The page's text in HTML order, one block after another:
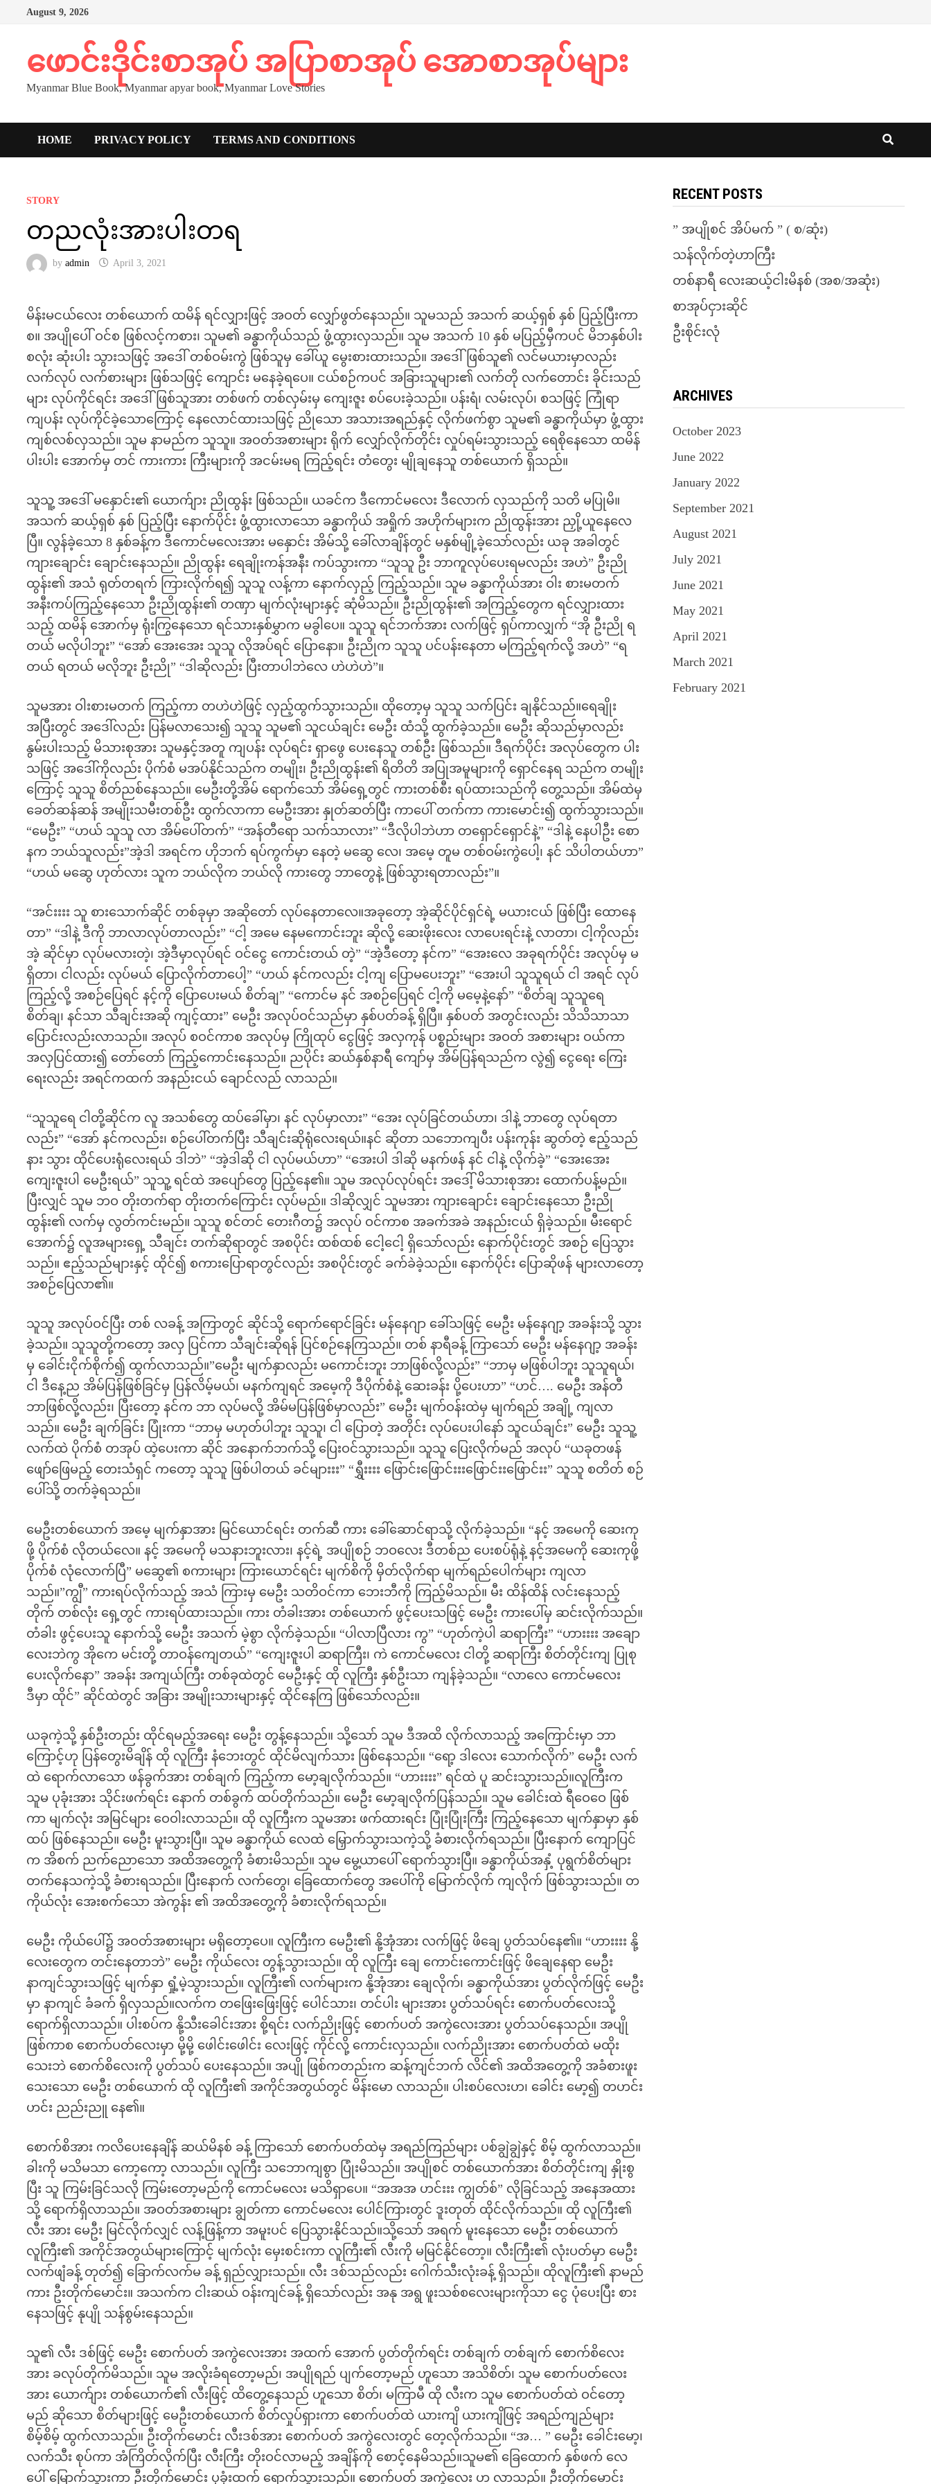
August 9, 2026
ဖောင်းဒိုင်းစာအုပ် အပြာစာအုပ် အောစာအုပ်များ
Myanmar Blue Book, Myanmar apyar book, Myanmar Love Stories
HOME PRIVACY POLICY TERMS AND CONDITIONS
STORY
တညလုံးအားပါးတရ
byadmin April 3, 2021
မိန်းမငယ်လေး တစ်ယောက် ထမိန် ရင်လျှားဖြင့် အဝတ် လျှော်ဖွတ်နေသည်။ သူမသည် အသက် ဆယ့်ရှစ် နှစ် ပြည့်ပြီးကာ
စ။ အပျိုပေါ် ဝင်စ ဖြစ်လင့်ကစား၊ သူမ၏ ခန္ဓာကိုယ်သည် ဖွံ့ထွားလှသည်။ သူမ အသက် 10 နှစ် မပြည့်မှီကပင် မိဘနှစ်ပါး
စလုံး ဆုံးပါး သွားသဖြင့် အဒေါ် တစ်ဝမ်းကွဲ ဖြစ်သူမှ ခေါ်ယူ မွေးစားထားသည်။ အဒေါ် ဖြစ်သူ၏ လင်မယားမှာလည်း
လက်လုပ် လက်စားများ ဖြစ်သဖြင့် ကျောင်း မနေခဲ့ရပေ။ ငယ်စဉ်ကပင် အခြားသူများ၏ လက်တို လက်တောင်း ခိုင်းသည်
များ လုပ်ကိုင်ရင်း အဒေါ်ဖြစ်သူအား တစ်ဖက် တစ်လှမ်းမှ ကျေးဇူး စပ်ပေးခဲ့သည်။ ပန်းရံ၊ လမ်းလုပ်၊ စသဖြင့် ကြုံရာ
ကျပန်း လုပ်ကိုင်ခဲ့သောကြောင့် နေလောင်ထားသဖြင့် ညိုသော အသားအရည်နှင့် လိုက်ဖက်စွာ သူမ၏ ခန္ဓာကိုယ်မှာ ဖွံ့ထွား
ကျစ်လစ်လှသည်။ သူမ နာမည်က သူသူ။ အဝတ်အစားများ ရိုက် လျှော်လိုက်တိုင်း လှုပ်ရမ်းသွားသည့် ရေစိုနေသော ထမိန်
ပါးပါး အောက်မှ တင် ကားကား ကြီးများကို အငမ်းမရ ကြည့်ရင်း တံတွေး မျိုချနေသူ တစ်ယောက် ရှိသည်။
သူသူ့ အဒေါ် မနှောင်း၏ ယောက်ျား ညိုထွန်း ဖြစ်သည်။ ယခင်က ဒီကောင်မလေး ဒီလောက် လှသည်ကို သတိ မပြုမိ။
အသက် ဆယ့်ရှစ် နှစ် ပြည့်ပြီး နောက်ပိုင်း ဖွံ့ထွားလာသော ခန္ဓာကိုယ် အရှိုက် အဟိုက်များက ညိုထွန်းအား ညှို့ယူနေလေ
ပြီ။ လွန်ခဲ့သော 8 နှစ်ခန့်က ဒီကောင်မလေးအား မနှောင်း အိမ်သို့ ခေါ်လာချိန်တွင် မနှစ်မျို့ခဲ့သော်လည်း ယခု အခါတွင်
ကျားချောင်း ချောင်းနေသည်။ ညိုထွန်း ရေချိုးကန်အနီး ကပ်သွားကာ “သူသူ ဦး ဘာကူလုပ်ပေးရမလည်း အဟဲ” ဦးညို
ထွန်း၏ အသံ ရုတ်တရက် ကြားလိုက်ရ၍ သူသူ လန့်ကာ နောက်လှည့် ကြည့်သည်။ သူမ ခန္ဓာကိုယ်အား ဝါး စားမတက်
အနီးကပ်ကြည့်နေသော ဦးညိုထွန်း၏ တဏှာ မျက်လုံးများနှင့် ဆုံမိသည်။ ဦးညိုထွန်း၏ အကြည့်တွေက ရင်လျှားထား
သည့် ထမိန် အောက်မှ ရုံးကြွနေသော ရင်သားနှစ်မွှာက မခွါပေ။ သူသူ ရင်ဘက်အား လက်ဖြင့် ရှပ်ကာလျှက် “အို ဦးညို ရ
တယ် မလိုပါဘူး” “အော် အေးအေး သူသူ လိုအပ်ရင် ပြောနော။ ဦးညိုက သူသူ ပင်ပန်းနေတာ မကြည့်ရက်လို့ အဟဲ” “ရ
တယ် ရတယ် မလိုဘူး ဦးညို” “ဒါဆိုလည်း ပြီးတာပါဘဲလေ ဟဲဟဲဟဲ”။
သူမအား ဝါးစားမတက် ကြည့်ကာ တဟဲဟဲဖြင့် လှည့်ထွက်သွားသည်။ ထိုတော့မှ သူသူ သက်ပြင်း ချနိုင်သည်။ရေချိုး
အပြီးတွင် အဒေါ်လည်း ပြန်မလာသေး၍ သူသူ သူမ၏ သူငယ်ချင်း မေဦး ထံသို့ ထွက်ခဲ့သည်။ မေဦး ဆိုသည်မှာလည်း
နွမ်းပါးသည့် မိသားစုအား သူမနှင့်အတူ ကျပန်း လုပ်ရင်း ရှာဖွေ ပေးနေသူ တစ်ဦး ဖြစ်သည်။ ဒီရက်ပိုင်း အလုပ်တွေက ပါး
သဖြင့် အဒေါ်ကိုလည်း ပိုက်စံ မအပ်နိုင်သည်က တမျိုး၊ ဦးညိုထွန်း၏ ရိတိတိ အပြုအမူများကို ရှောင်နေရ သည်က တမျိုး
ကြောင့် သူသူ စိတ်ညစ်နေသည်။ မေဦးတို့အိမ် ရောက်သော် အိမ်ရှေ့တွင် ကားတစ်စီး ရပ်ထားသည်ကို တွေ့သည်။ အိမ်ထဲမှ
ခေတ်ဆန်ဆန် အမျိုးသမီးတစ်ဦး ထွက်လာကာ မေဦးအား နှုတ်ဆတ်ပြီး ကာပေါ် တက်ကာ ကားမောင်း၍ ထွက်သွားသည်။
“မေဦး” “ဟယ် သူသူ လာ အိမ်ပေါ်တက်” “အန်တီရော သက်သာလား” “ဒီလိုပါဘဲဟာ တရှောင်ရှောင်နဲ့” “ဒါနဲ့ နေပါဦး စော
နက ဘယ်သူလည်း”အဲ့ဒါ အရင်က ဟိုဘက် ရပ်ကွက်မှာ နေတဲ့ မဆွေ လေ၊ အမေ့ တူမ တစ်ဝမ်းကွဲပေါ့၊ နင် သိပါတယ်ဟာ”
“ဟယ် မဆွေ ဟုတ်လား သူက ဘယ်လိုက ဘယ်လို ကားတွေ ဘာတွေနဲ့ ဖြစ်သွားရတာလည်း”။
“အင်းးးး သူ စားသောက်ဆိုင် တစ်ခုမှာ အဆိုတော် လုပ်နေတာလေ။အခုတော့ အဲ့ဆိုင်ပိုင်ရှင်ရဲ့ မယားငယ် ဖြစ်ပြီး ထောနေ
တာ” “ဒါနဲ့ ဒီကို ဘာလာလုပ်တာလည်း” “ငါ့ အမေ နေမကောင်းဘူး ဆိုလို့ ဆေးဖိုးလေး လာပေးရင်းနဲ့ လာတာ၊ ငါ့ကိုလည်း
အဲ့ ဆိုင်မှာ လုပ်မလားတဲ့၊ အဲ့ဒီမှာလုပ်ရင် ဝင်ငွေ ကောင်းတယ် တဲ့” “အဲ့ဒီတော့ နင်က” “အေးလေ အခုရက်ပိုင်း အလုပ်မှ မ
ရှိတာ၊ ငါလည်း လုပ်မယ် ပြောလိုက်တာပေါ့” “ဟယ် နင်ကလည်း ငါ့ကျ ပြောမပေးဘူး” “အေးပါ သူသူရယ် ငါ အရင် လုပ်
ကြည့်လို့ အစဉ်ပြေရင် နင့်ကို ပြောပေးမယ် စိတ်ချ” “ကောင်မ နင် အစဉ်ပြေရင် ငါ့ကို မမေ့နဲ့နော်” “စိတ်ချ သူသူရေ
စိတ်ချ၊ နင်သာ သီချင်းအဆို ကျင့်ထား” မေဦး အလုပ်ဝင်သည်မှာ နှစ်ပတ်ခန့် ရှိပြီ။ နှစ်ပတ် အတွင်းလည်း သိသိသာသာ
ပြောင်းလည်းလာသည်။ အလုပ် စဝင်ကာစ အလုပ်မှ ကြိုထုပ် ငွေဖြင့် အလှကုန် ပစ္စည်းများ အဝတ် အစားများ ဝယ်ကာ
အလှပြင်ထား၍ တော်တော် ကြည့်ကောင်းနေသည်။ ညပိုင်း ဆယ်နှစ်နာရီ ကျော်မှ အိမ်ပြန်ရသည်က လွဲ၍ ငွေရေး ကြေး
ရေးလည်း အရင်ကထက် အနည်းငယ် ချောင်လည် လာသည်။
“သူသူရေ ငါတို့ဆိုင်က လူ အသစ်တွေ ထပ်ခေါ်မှာ၊ နင် လုပ်မှာလား” “အေး လုပ်ခြင်တယ်ဟာ၊ ဒါနဲ့ ဘာတွေ လုပ်ရတာ
လည်း” “အော် နင်ကလည်း၊ စဉ်ပေါ်တက်ပြီး သီချင်းဆိုရုံလေးရယ်။နင် ဆိုတာ သဘောကျပီး ပန်းကုန်း ဆွတ်တဲ့ ဧည့်သည်
နား သွား ထိုင်ပေးရုံလေးရယ် ဒါဘဲ” “အဲ့ဒါဆို ငါ လုပ်မယ်ဟာ” “အေးပါ ဒါဆို မနက်ဖန် နင် ငါနဲ့ လိုက်ခဲ့” “အေးအေး
ကျေးဇူးပါ မေဦးရယ်” သူသူ့ ရင်ထဲ အပျော်တွေ ပြည့်နေ၏။ သူမ အလုပ်လုပ်ရင်း အဒေါ့် မိသားစုအား ထောက်ပန့်မည်။
ပြီးလျှင် သူမ ဘဝ တိုးတက်ရာ တိုးတက်ကြောင်း လုပ်မည်။ ဒါဆိုလျှင် သူမအား ကျားချောင်း ချောင်းနေသော ဦးညို
ထွန်း၏ လက်မှ လွတ်ကင်းမည်။ သူသူ စင်တင် တေးဂီတ၌ အလုပ် ဝင်ကာစ အခက်အခဲ အနည်းငယ် ရှိခဲ့သည်။ မီးရောင်
အောက်၌ လူအများရှေ့ သီချင်း တက်ဆိုရာတွင် အစပိုင်း ထစ်ထစ် ငေါ့ငေါ့ ရှိသော်လည်း နောက်ပိုင်းတွင် အစဉ် ပြေသွား
သည်။ ဧည့်သည်များနှင့် ထိုင်၍ စကားပြောရာတွင်လည်း အစပိုင်းတွင် ခက်ခဲခဲ့သည်။ နောက်ပိုင်း ပြောဆိုဖန် များလာတော့
အစဉ်ပြေလာ၏။
သူသူ အလုပ်ဝင်ပြီး တစ် လခန့် အကြာတွင် ဆိုင်သို့ ရောက်ရောင်ခြင်း မန်နေဂျာ ခေါ်သဖြင့် မေဦး မန်နေဂျာ့ အခန်းသို့ သွား
ခဲ့သည်။ သူသူတို့ကတော့ အလှ ပြင်ကာ သီချင်းဆိုရန် ပြင်စဉ်နေကြသည်။ တစ် နာရီခန့် ကြာသော် မေဦး မန်နေဂျာ့ အခန်း
မှ ခေါင်းငိုက်စိုက်၍ ထွက်လာသည်။”မေဦး မျက်နှာလည်း မကောင်းဘူး ဘာဖြစ်လို့လည်း” “ဘာမှ မဖြစ်ပါဘူး သူသူရယ်၊
ငါ ဒီနေ့ည အိမ်ပြန်ဖြစ်ခြင်မှ ပြန်လိမ့်မယ်၊ မနက်ကျရင် အမေ့ကို ဒီပိုက်စံနဲ့ ဆေးခန်း ပို့ပေးဟာ” “ဟင်…. မေဦး အန်တီ
ဘာဖြစ်လို့လည်း၊ ပြီးတော့ နင်က ဘာ လုပ်မလို့ အိမ်မပြန်ဖြစ်မှာလည်း” မေဦး မျက်ဝန်းထဲမှ မျက်ရည် အချို့ ကျလာ
သည်။ မေဦး ချက်ခြင်း ပြုံးကာ “ဘာမှ မဟုတ်ပါဘူး သူသူ၊ ငါ ပြောတဲ့ အတိုင်း လုပ်ပေးပါနော် သူငယ်ချင်း” မေဦး သူသူ့
လက်ထဲ ပိုက်စံ တအုပ် ထဲ့ပေးကာ ဆိုင် အနောက်ဘက်သို့ ပြေးဝင်သွားသည်။ သူသူ ပြေးလိုက်မည် အလုပ် “ယခုတဖန်
ဖျော်ဖြေမည့် တေးသံရှင် ကတော့ သူသူ ဖြစ်ပါတယ် ခင်များးး” “ရွှီးးးး ဖြောင်းဖြောင်းးးဖြောင်းးဖြောင်းး” သူသူ စတိတ် စဉ်
ပေါ်သို့ တက်ခဲ့ရသည်။
မေဦးတစ်ယောက် အမေ့ မျက်နှာအား မြင်ယောင်ရင်း တက်ဆီ ကား ခေါ်ဆောင်ရာသို့ လိုက်ခဲ့သည်။ “နင့် အမေကို ဆေးကု
ဖို့ ပိုက်စံ လိုတယ်လေ။ နင့် အမေကို မသနားဘူးလား၊ နင့်ရဲ့ အပျိုစဉ် ဘဝလေး ဒီတစ်ည ပေးစပ်ရုံနဲ့ နင့်အမေကို ဆေးကုဖို့
ပိုက်စံ လုံလောက်ပြီ” မဆွေ၏ စကားများ ကြားယောင်ရင်း မျက်စိကို မှိတ်လိုက်ရာ မျက်ရည်ပေါက်များ ကျလာ
သည်။”ကျွီ” ကားရပ်လိုက်သည့် အသံ ကြားမှ မေဦး သတိဝင်ကာ ဘေးဘီကို ကြည့်မိသည်။ မီး ထိန်ထိန် လင်းနေသည့်
တိုက် တစ်လုံး ရှေ့တွင် ကားရပ်ထားသည်။ ကား တံခါးအား တစ်ယောက် ဖွင့်ပေးသဖြင့် မေဦး ကားပေါ်မှ ဆင်းလိုက်သည်။
တံခါး ဖွင့်ပေးသူ နောက်သို့ မေဦး အသက် မဲ့စွာ လိုက်ခဲ့သည်။ “ပါလာပြီလား ကွ” “ဟုတ်ကဲ့ပါ ဆရာကြီး” “ဟားးးး အချော
လေးဘဲကွ အိုကေ မင်းတို့ တာဝန်ကျေတယ်” “ကျေးဇူးပါ ဆရာကြီး၊ ကဲ ကောင်မလေး ငါတို့ ဆရာကြီး စိတ်တိုင်းကျ ပြုစု
ပေးလိုက်နော” အခန်း အကျယ်ကြီး တစ်ခုထဲတွင် မေဦးနှင့် ထို လူကြီး နှစ်ဦးသာ ကျန်ခဲ့သည်။ “လာလေ ကောင်မလေး
ဒီမှာ ထိုင်” ဆိုင်ထဲတွင် အခြား အမျိုးသားများနှင့် ထိုင်နေကြ ဖြစ်သော်လည်း။
ယခုကဲ့သို့ နှစ်ဦးတည်း ထိုင်ရမည့်အရေး မေဦး တွန့်နေသည်။ သို့သော် သူမ ဒီအထိ လိုက်လာသည့် အကြောင်းမှာ ဘာ
ကြောင့်ဟု ပြန်တွေးမိချိန် ထို လူကြီး နံဘေးတွင် ထိုင်မိလျက်သား ဖြစ်နေသည်။ “ရော့ ဒါလေး သောက်လိုက်” မေဦး လက်
ထဲ ရောက်လာသော ဖန်ခွက်အား တစ်ချက် ကြည့်ကာ မော့ချလိုက်သည်။ “ဟားးးး” ရင်ထဲ ပူ ဆင်းသွားသည်။လူကြီးက
သူမ ပုခုံးအား သိုင်းဖက်ရင်း နောက် တစ်ခွက် ထပ်တိုက်သည်။ မေဦး မော့ချလိုက်ပြန်သည်။ သူမ ခေါင်းထဲ ရီဝေဝေ ဖြစ်
ကာ မျက်လုံး အမြင်များ ဝေဝါးလာသည်။ ထို လူကြီးက သူမအား ဖက်ထားရင်း ပြုံးပြုံးကြီး ကြည့်နေသော မျက်နှာမှာ နှစ်
ထပ် ဖြစ်နေသည်။ မေဦး မူးသွားပြီ။ သူမ ခန္ဓာကိုယ် လေထဲ မြှောက်သွားသကဲ့သို့ ခံစားလိုက်ရသည်။ ပြီးနောက် ကျောပြင်
က အိစက် ညက်ညောသော အထိအတွေ့ကို ခံစားမိသည်။ သူမ မွေ့ယာပေါ် ရောက်သွားပြီ။ ခန္ဓာကိုယ်အနှံ့ ပုရွက်စိတ်များ
တက်နေသကဲ့သို့ ခံစားရသည်။ ပြီးနောက် လက်တွေ၊ ခြေထောက်တွေ အပေါ်ကို မြောက်လိုက် ကျလိုက် ဖြစ်သွားသည်။ တ
ကိုယ်လုံး အေးစက်သော အဲကွန်း ၏ အထိအတွေ့ကို ခံစားလိုက်ရသည်။
မေဦး ကိုယ်ပေါ်၌ အဝတ်အစားများ မရှိတော့ပေ။ လူကြီးက မေဦး၏ နို့အုံအား လက်ဖြင့် ဖိချေ ပွတ်သပ်နေ၏။ “ဟားးးး နို့
လေးတွေက တင်းနေတာဘဲ” မေဦး ကိုယ်လေး တွန့်သွားသည်။ ထို လူကြီး ချေ ကောင်းကောင်းဖြင့် ဖိချေနေရာ မေဦး
နာကျင်သွားသဖြင့် မျက်နှာ ရှုံ့မဲ့သွားသည်။ လူကြီး၏ လက်များက နို့အုံအား ချေလိုက်၊ ခန္ဓာကိုယ်အား ပွတ်လိုက်ဖြင့် မေဦး
မှာ နာကျင် ခံခက် ရှိလှသည်။လက်က တဖြေးဖြေးဖြင့် ပေါင်သား၊ တင်ပါး များအား ပွတ်သပ်ရင်း စောက်ပတ်လေးသို့
ရောက်ရှိလာသည်။ ပါးစပ်က နို့သီးခေါင်းအား စို့ရင်း လက်ညိုးဖြင့် စောက်ပတ် အကွဲလေးအား ပွတ်သပ်နေသည်။ အပျို
ဖြစ်ကာစ စောက်ပတ်လေးမှာ မို့မို့ ဖေါင်းဖေါင်း လေးဖြင့် ကိုင်လို့ ကောင်းလှသည်။ လက်ညိုးအား စောက်ပတ်ထဲ မထိုး
သေးဘဲ စောက်စိလေးကို ပွတ်သပ် ပေးနေသည်။ အပျို ဖြစ်ကတည်းက ဆန့်ကျင်ဘက် လိင်၏ အထိအတွေ့ကို အခံစားဖူး
သေးသော မေဦး တစ်ယောက် ထို လူကြီး၏ အကိုင်အတွယ်တွင် မိန်းမော လာသည်။ ပါးစပ်လေးဟ၊ ခေါင်း မော့၍ တဟင်း
ဟင်း ညည်းညူ နေ၏။
စောက်စိအား ကလိပေးနေချိန် ဆယ်မိနစ် ခန့် ကြာသော် စောက်ပတ်ထဲမှ အရည်ကြည်များ ပစ်ချွဲချွဲနှင့် စိမ့် ထွက်လာသည်။
ခါးကို မသိမသာ ကော့ကော့ လာသည်။ လူကြီး သဘောကျစွာ ပြုံးမိသည်။ အပျိုစင် တစ်ယောက်အား စိတ်တိုင်းကျ နှိုးစွ
ပြီး သူ ကြမ်းခြင်သလို ကြမ်းတော့မည်ကို ကောင်မလေး မသိရှာပေ။ “အအအ ဟင်းးး ကျွတ်စ်” လိုခြင်သည့် အနေအထား
သို့ ရောက်ရှိလာသည်။ အဝတ်အစားများ ချွတ်ကာ ကောင်မလေး ပေါင်ကြားတွင် ဒူးတုတ် ထိုင်လိုက်သည်။ ထို လူကြီး၏
လီး အား မေဦး မြင်လိုက်လျှင် လန့်ဖြန့်ကာ အမူးပင် ပြေသွားနိုင်သည်။သို့သော် အရက် မူးနေသော မေဦး တစ်ယောက်
လူကြီး၏ အကိုင်အတွယ်များကြောင့် မျက်လုံး မှေးစင်းကာ လူကြီး၏ လီးကို မမြင်နိုင်တော့။ လီးကြီး၏ လုံးပတ်မှာ မေဦး
လက်ဖျံခန့် တုတ်၍ ခြောက်လက်မ ခန့် ရှည်လျှားသည်။ လီး ဒစ်သည်လည်း ဂေါက်သီးလုံးခန့် ရှိသည်။ ထိုလူကြီး၏ နာမည်
ကား ဦးတိုက်မောင်း။ အသက်က ငါးဆယ် ဝန်းကျင်ခန့် ရှိသော်လည်း အနု အရွ ဖူးသစ်စလေးများကိုသာ ငွေ ပုံပေးပြီး စား
နေသဖြင့် နုပျို သန်စွမ်းနေသည်။
သူ၏ လီး ဒစ်ဖြင့် မေဦး စောက်ပတ် အကွဲလေးအား အထက် အောက် ပွတ်တိုက်ရင်း တစ်ချက် တစ်ချက် စောက်စိလေး
အား ခလုပ်တိုက်မိသည်။ သူမ အလိုးခံရတော့မည်၊ အပျိုရည် ပျက်တော့မည် ဟူသော အသိစိတ်၊ သူမ စောက်ပတ်လေး
အား ယောက်ျား တစ်ယောက်၏ လီးဖြင့် ထိတွေ့နေသည် ဟူသော စိတ်၊ မကြာမီ ထို လီးက သူမ စောက်ပတ်ထဲ ဝင်တော့
မည် ဆိုသော စိတ်များဖြင့် မေဦးတစ်ယောက် စိတ်လှုပ်ရှားကာ စောက်ပတ်ထဲ ယားကျိ ယားကျိဖြင့် အရည်ကျည်များ
စိမ့်စိမ့် ထွက်လာသည်။ ဦးတိုက်မောင်း လီးဒစ်အား စောက်ပတ် အကွဲလေးတွင် တေ့လိုက်သည်။ “အ… ” မေဦး ခေါင်းမော့၊
လက်သီး စုပ်ကာ အံကြိတ်လိုက်ပြီး လီးကြီး တိုးဝင်လာမည့် အချိန်ကို စောင့်နေမိသည်။သူမ၏ ခြေထောက် နှစ်ဖက် လေ
ပေါ် မြောက်သွားကာ ဦးတိုက်မောင်း ပုခုံးထက် ရောက်သွားသည်။ စောက်ပတ် အကွဲလေး ဟ လာသည်။ ဦးတိုက်မောင်း
RECENT POSTS
” အပျိုစင် အိပ်မက် ” ( စ/ဆုံး)
သန်လိုက်တဲ့ဟာကြီး
တစ်နာရီ လေးဆယ့်ငါးမိနစ် (အစ/အဆုံး)
စာအုပ်ငှားဆိုင်
ဦးစိုင်းလုံ
ARCHIVES
October 2023
June 2022
January 2022
September 2021
August 2021
July 2021
June 2021
May 2021
April 2021
March 2021
February 2021